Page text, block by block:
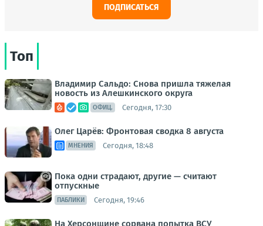
ПОДПИСАТЬСЯ
Топ
Владимир Сальдо: Снова пришла тяжелая
новость из Алешкинского округа
ОФИЦ. Сегодня, 17:30
Олег Царёв: Фронтовая сводка 8 августа
МНЕНИЯ Сегодня, 18:48
Пока одни страдают, другие — считают
отпускные
ПАБЛИКИ Сегодня, 19:46
На Херсонщине сорвана попытка ВСУ